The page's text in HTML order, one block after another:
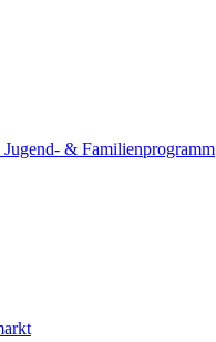
& Familienprogramm